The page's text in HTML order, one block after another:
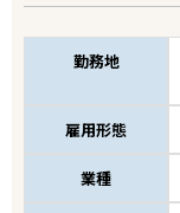
勤務地
雇用形態
業種